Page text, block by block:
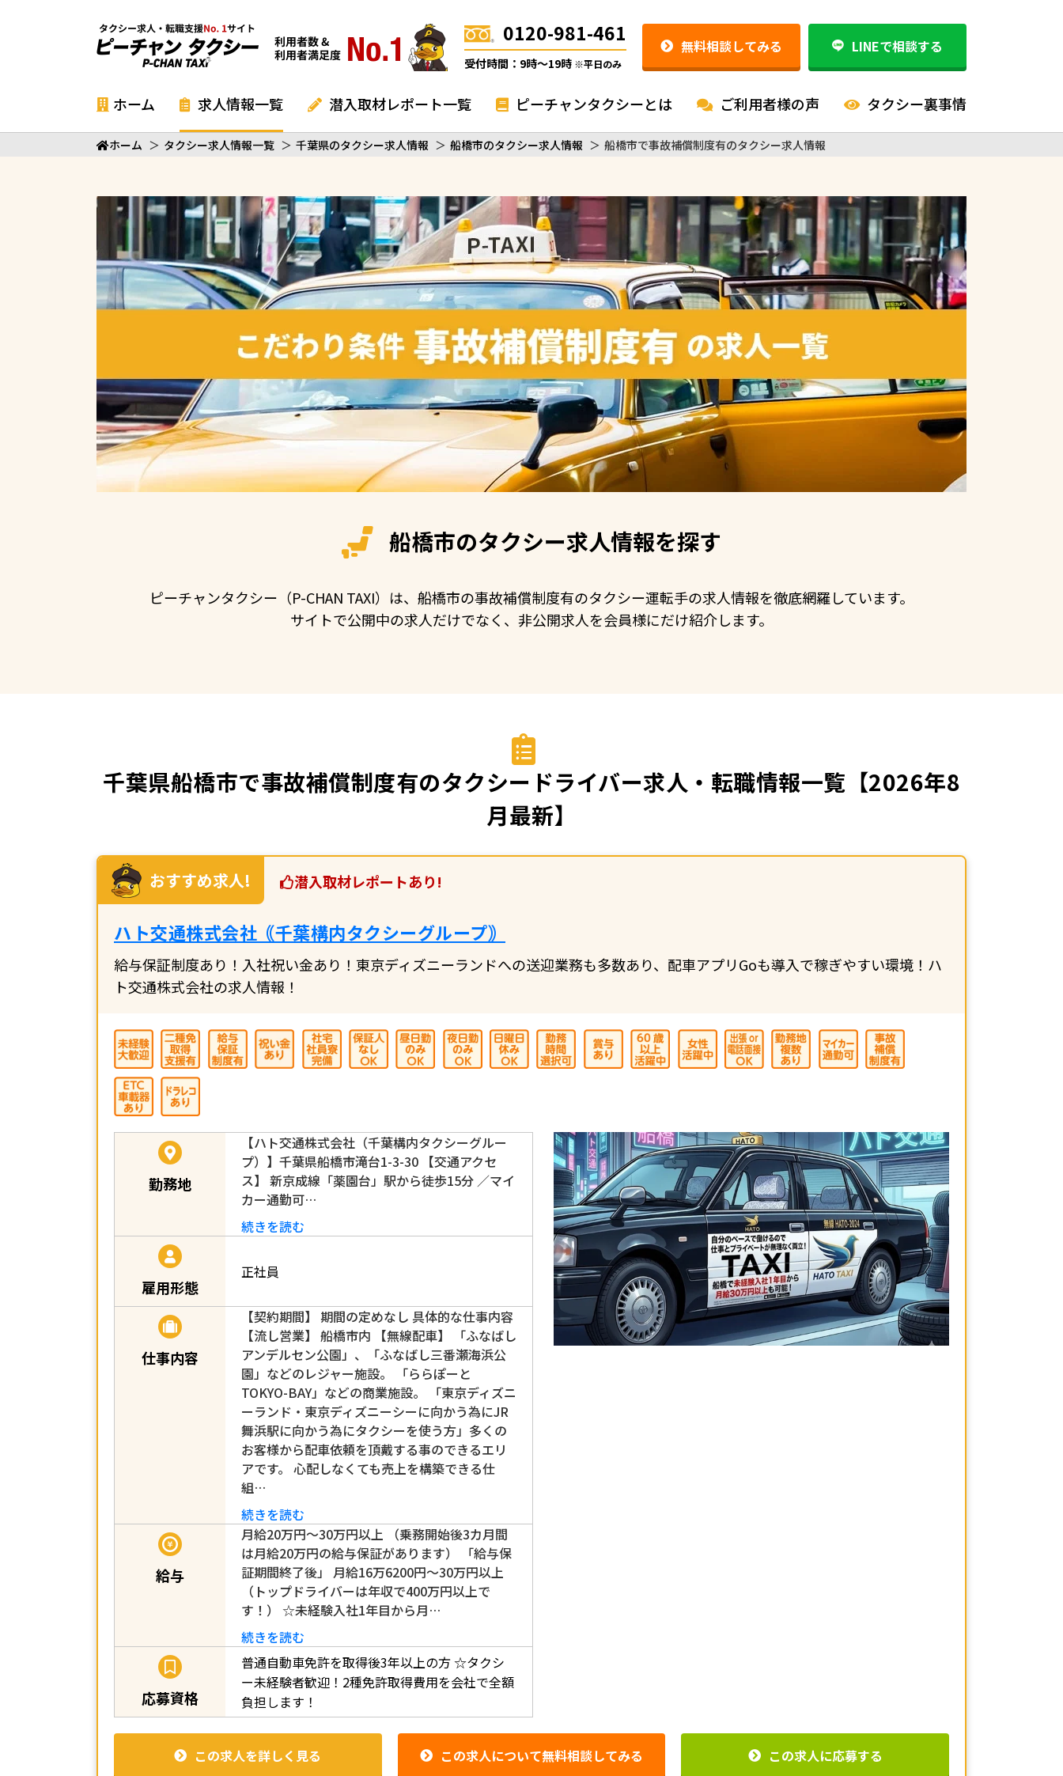
0120-981-461
受付時間：9時〜19時 ※平日のみ
無料相談してみる LINEで相談する
ホーム 求人情報一覧 潜入取材レポート一覧 ピーチャンタクシーとは ご利用者様の声 タクシー裏事情
ホーム ＞ タクシー求人情報一覧 ＞ 千葉県のタクシー求人情報 ＞ 船橋市のタクシー求人情報 ＞ 船橋市で事故補償制度有のタクシー求人情報
船橋市のタクシー求人情報を探す
ピーチャンタクシー（P-CHAN TAXI）は、船橋市の事故補償制度有のタクシー運転手の求人情報を徹底網羅しています。
サイトで公開中の求人だけでなく、非公開求人を会員様にだけ紹介します。
千葉県船橋市で事故補償制度有のタクシードライバー求人・転職情報一覧【2026年8
月最新】
おすすめ求人! 潜入取材レポートあり!
ハト交通株式会社｟千葉構内タクシーグループ｠
給与保証制度あり！入社祝い金あり！東京ディズニーランドへの送迎業務も多数あり、配車アプリGoも導入で稼ぎやすい環境！ハ
ト交通株式会社の求人情報！
勤務地
【ハト交通株式会社（千葉構内タクシーグルー
プ）】千葉県船橋市滝台1-3-30 【交通アクセ
ス】 新京成線「薬園台」駅から徒歩15分 ／マイ
カー通勤可…
続きを読む
雇用形態
正社員
仕事内容
【契約期間】 期間の定めなし 具体的な仕事内容
【流し営業】 船橋市内 【無線配車】 「ふなばし
アンデルセン公園」、「ふなばし三番瀬海浜公
園」などのレジャー施設。 「ららぽーと
TOKYO-BAY」などの商業施設。 「東京ディズニ
ーランド・東京ディズニーシーに向かう為にJR
舞浜駅に向かう為にタクシーを使う方」多くの
お客様から配車依頼を頂戴する事のできるエリ
アです。 心配しなくても売上を構築できる仕
組…
続きを読む
給与
月給20万円～30万円以上 （乗務開始後3カ月間
は月給20万円の給与保証があります） 「給与保
証期間終了後」 月給16万6200円～30万円以上
（トップドライバーは年収で400万円以上で
す！） ☆未経験入社1年目から月…
続きを読む
応募資格
普通自動車免許を取得後3年以上の方☆タクシ
ー未経験者歓迎！2種免許取得費用を会社で全額
負担します！
この求人を詳しく見る この求人について無料相談してみる この求人に応募する